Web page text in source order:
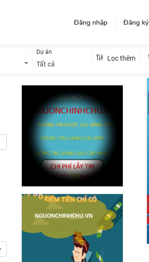
Đăng nhập Đăng ký
Dự án
Tất cả
Lọc thêm